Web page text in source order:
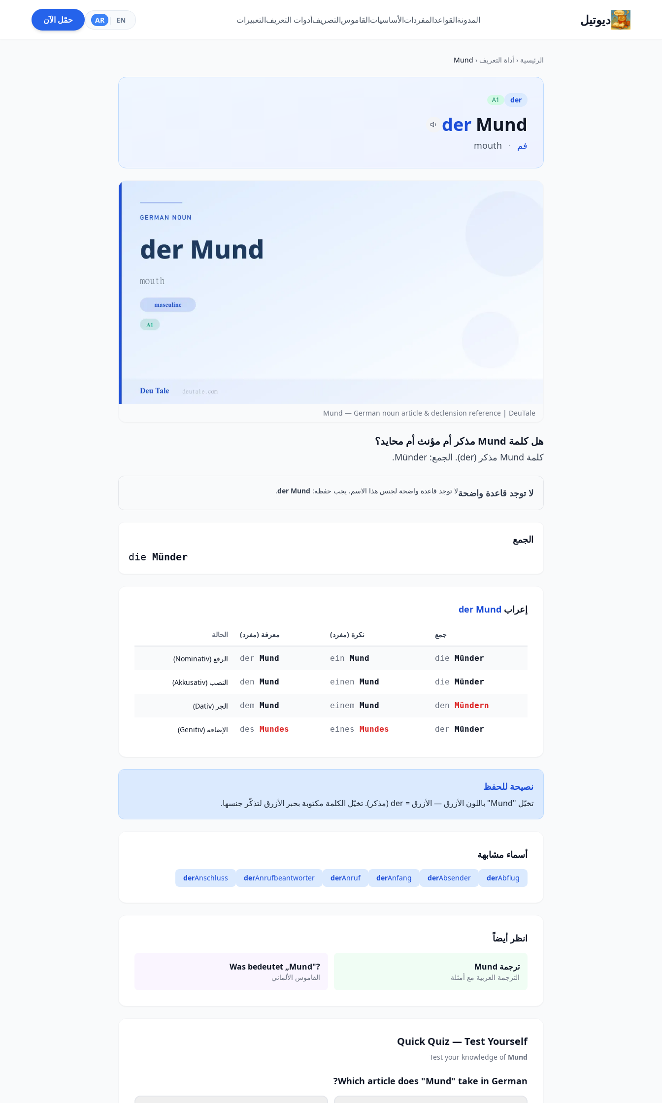
ديوتيل المدونةالقواعدالمفرداتالأساسياتالقاموسالتصريفأدوات التعريفالتعبيرات EN
|
AR حمّل الآن
الرئيسية ‹ أداة التعريف ‹
Mund
der
A1
der Mund
فم ·
mouth
Mund — German noun article & declension reference | DeuTale
هل كلمة Mund مذكر أم مؤنث أم محايد؟
كلمة Mund مذكر (der). الجمع: Münder.
لا توجد قاعدة واضحةلا توجد قاعدة واضحة لجنس هذا الاسم. يجب حفظه: der Mund
.
الجمع
die Münder
إعراب der Mund
الحالة معرفة (مفرد) نكرة (مفرد) جمع
الرفع (Nominativ) der Mund ein Mund die Münder
النصب (Akkusativ) den Mund einen Mund die Münder
الجر (Dativ) dem Mund einem Mund den Mündern
الإضافة (Genitiv) des Mundes eines Mundes der Münder
نصيحة للحفظ
تخيّل "Mund" باللون الأزرق — الأزرق = der (مذكر). تخيّل الكلمة مكتوبة بحبر الأزرق لتذكّر جنسها.
أسماء مشابهة
derAbflug
derAbsender
derAnfang
derAnruf
derAnrufbeantworter
derAnschluss
انظر أيضاً
ترجمة Mund
الترجمة العربية مع أمثلة
Was bedeutet „Mund"?
القاموس الألماني
Quick Quiz — Test Yourself
Test your knowledge of Mund
Which article does "Mund" take in German?